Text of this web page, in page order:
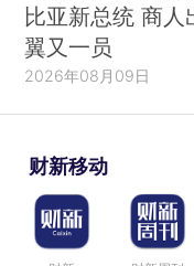
比亚新总统 商人
翼又一员
2026年08月09日
财新移动